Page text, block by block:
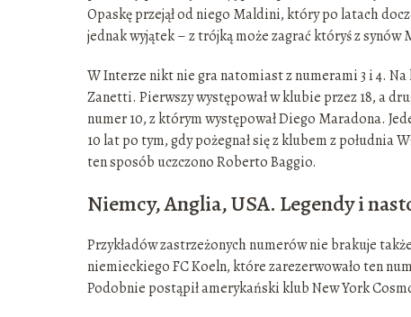
Opaskę przejął od niego Maldini, który po latach
jednak wyjątek – z trójką może zagrać któryś z
W Interze nikt nie gra natomiast z numerami 3 i 4.
Zanetti. Pierwszy występował w klubie przez 18, a
numer 10, z którym występował Diego Maradona.
10 lat po tym, gdy pożegnał się z klubem z
ten sposób uczczono Roberto Baggio.
Niemcy, Anglia, USA. Legendy i
Przykładów zastrzeżonych numerów nie brakuje
niemieckiego FC Koeln, które zarezerwowało ten
Podobnie postąpił amerykański klub New York